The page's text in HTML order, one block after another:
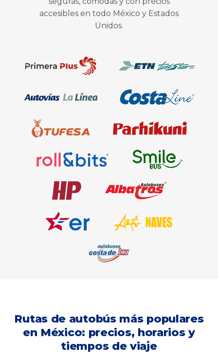
accesibles en todo México y Estados
Unidos.
Rutas de autobús más populares
en México: precios, horarios y
tiempos de viaje